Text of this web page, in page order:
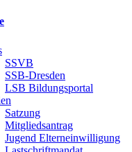
SSVB
SSB-Dresden
LSB Bildungsportal
Satzung
Mitgliedsantrag
Jugend Elterneinwilligung